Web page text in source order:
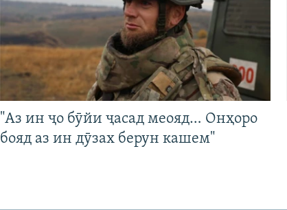
"Аз ин ҷо бӯйи ҷасад меояд… Онҳоро
бояд аз ин дӯзах берун кашем"